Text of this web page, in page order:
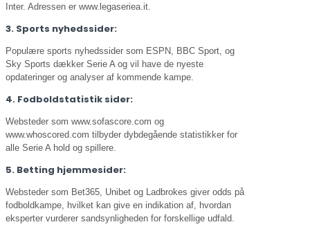
Inter. Adressen er www.legaseriea.it.
3. Sports nyhedssider:
Populære sports nyhedssider som ESPN, BBC Sport, og
Sky Sports dækker Serie A og vil have de nyeste
opdateringer og analyser af kommende kampe.
4. Fodboldstatistik sider:
Websteder som www.sofascore.com og
www.whoscored.com tilbyder dybdegående statistikker for
alle Serie A hold og spillere.
5. Betting hjemmesider:
Websteder som Bet365, Unibet og Ladbrokes giver odds på
fodboldkampe, hvilket kan give en indikation af, hvordan
eksperter vurderer sandsynligheden for forskellige udfald.